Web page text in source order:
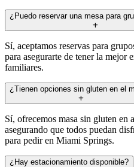
¿Puedo reservar una mesa para
Sí, aceptamos reservas para
para asegurarte de tener la mejor
familiares.
¿Tienen opciones sin gluten en el
Sí, ofrecemos masa sin gluten en
asegurando que todos puedan
para pedir en Miami Springs.
¿Hay estacionamiento disponible?